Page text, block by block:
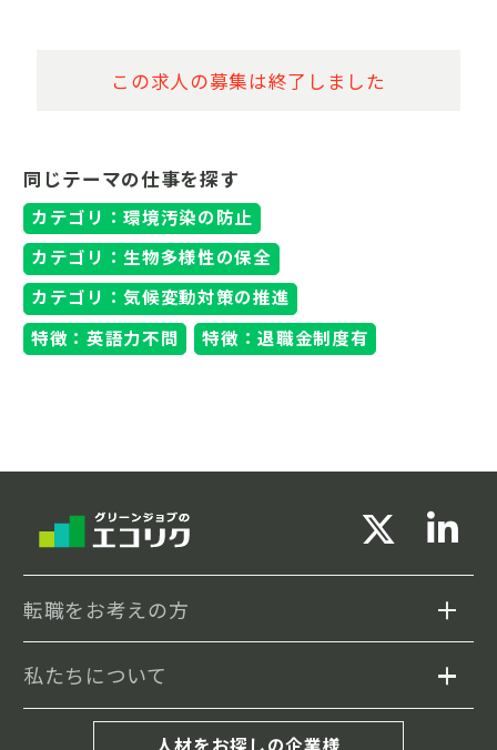
この求人の募集は終了しました
同じテーマの仕事を探す
カテゴリ：環境汚染の防止
カテゴリ：生物多様性の保全
カテゴリ：気候変動対策の推進
特徴：英語力不問
特徴：退職金制度有
転職をお考えの方
求人検索
私たちについて
エコリクについて人材をお探しの企業様